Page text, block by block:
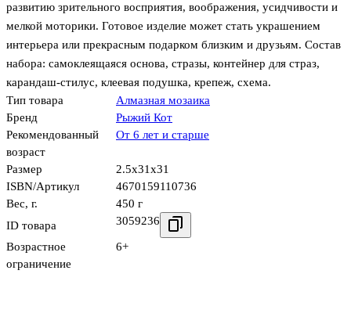
развитию зрительного восприятия, воображения, усидчивости и
мелкой моторики. Готовое изделие может стать украшением
интерьера или прекрасным подарком близким и друзьям. Состав
набора: самоклеящаяся основа, стразы, контейнер для страз,
карандаш-стилус, клеевая подушка, крепеж, схема.
Тип товара
Алмазная мозаика
Бренд
Рыжий Кот
Рекомендованный
возраст
От 6 лет и старше
Размер
2.5x31x31
ISBN/Артикул
4670159110736
Вес, г.
450 г
ID товара
3059236
Возрастное
ограничение
6+